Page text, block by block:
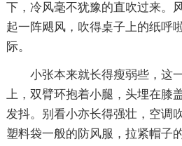
下，冷风毫不犹豫的直吹过来。
起一阵飓风，吹得桌子上的纸呼
际。
小张本来就长得瘦弱些，这
上，双臂环抱着小腿，头埋在膝
发抖。别看小亦长得强壮，空调
塑料袋一般的防风服，拉紧帽子